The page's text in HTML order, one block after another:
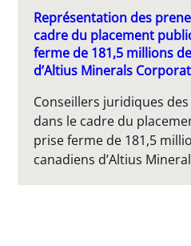
Représentation des
cadre du placement
ferme de 181,5 millions
d’Altius Minerals
Conseillers juridiques
dans le cadre du
prise ferme de 181,5
canadiens d’Altius